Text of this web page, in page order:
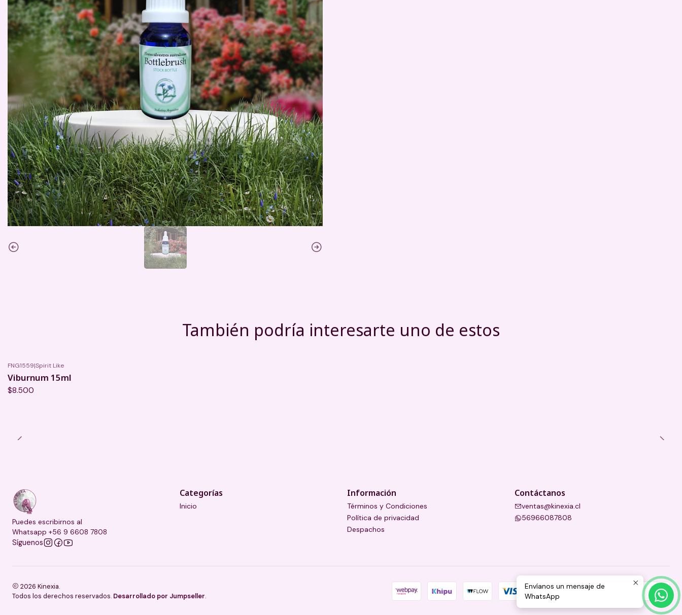
También podría interesarte uno de estos
FNG1559|Spirit Like
Viburnum 15ml
$8.500
Puedes escribirnos al
Whatsapp +56 9 6608 7808
Síguenos
Categorías
Inicio
Información
Términos y Condiciones
Política de privacidad
Despachos
Contáctanos
ventas@kinexia.cl
56966087808
2026 Kinexia.
Todos los derechos reservados. Desarrollado por Jumpseller.
Envíanos un mensaje de
WhatsApp